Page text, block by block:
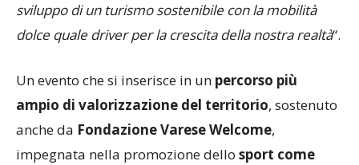
sviluppo di un turismo sostenibile con la mobilità
dolce quale driver per la crescita della nostra realtà“.
Un evento che si inserisce in un percorso più
ampio di valorizzazione del territorio, sostenuto
anche da Fondazione Varese Welcome,
impegnata nella promozione dello sport come